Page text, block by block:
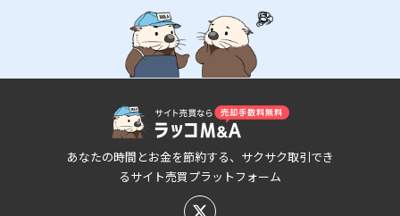
あなたの時間とお金を節約する、サクサク取引でき
るサイト売買プラットフォーム